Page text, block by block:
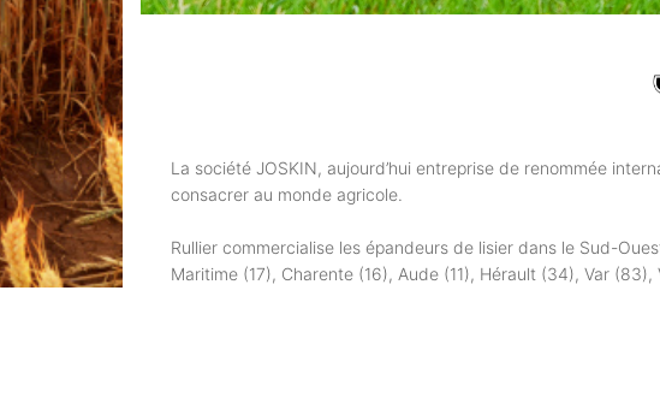
La société JOSKIN, aujourd’hui entreprise de renommée
consacrer au monde agricole.
Rullier commercialise les épandeurs de lisier dans le Sud-
Maritime (17), Charente (16), Aude (11), Hérault (34), Var